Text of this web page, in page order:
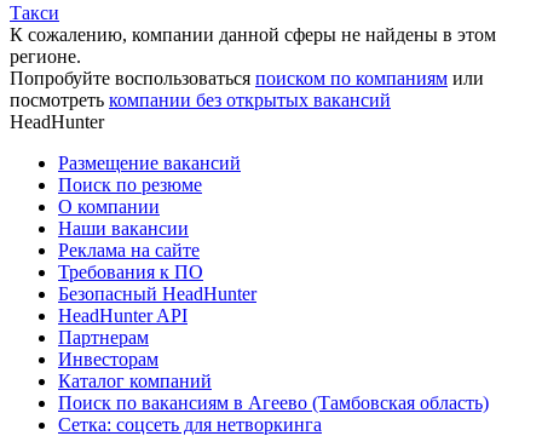
Такси
К сожалению, компании данной сферы не найдены в этом
регионе.
Попробуйте воспользоваться поиском по компаниям или
посмотреть компании без открытых вакансий
HeadHunter
Размещение вакансий
Поиск по резюме
О компании
Наши вакансии
Реклама на сайте
Требования к ПО
Безопасный HeadHunter
HeadHunter API
Партнерам
Инвесторам
Каталог компаний
Поиск по вакансиям в Агеево (Тамбовская область)
Сетка: соцсеть для нетворкинга